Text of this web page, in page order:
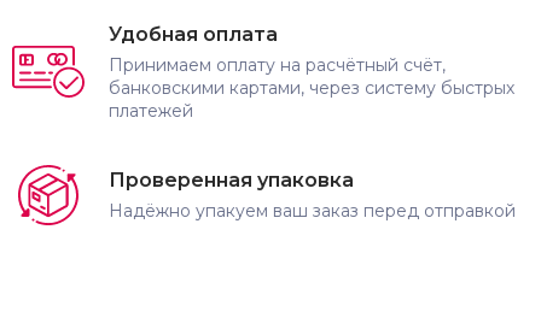
Удобная оплата
Принимаем оплату на расчётный счёт,
банковскими картами, через систему быстрых
платежей
Проверенная упаковка
Надёжно упакуем ваш заказ перед отправкой